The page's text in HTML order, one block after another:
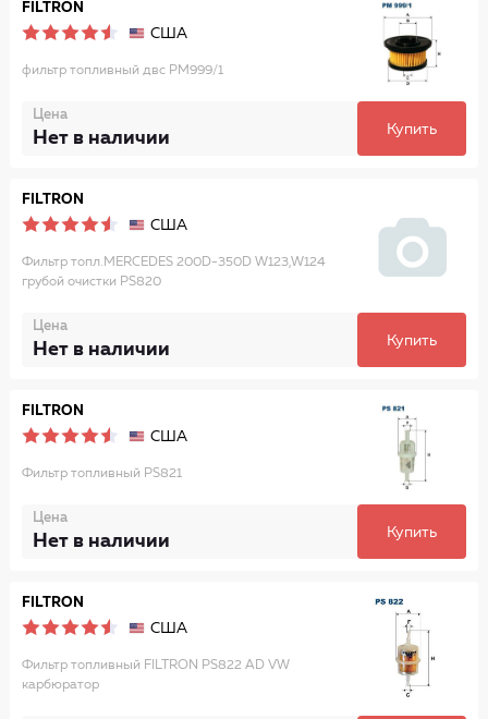
FILTRON
США
фильтр топливный двс PM999/1
Цена
Нет в наличии Купить
FILTRON
США
Фильтр топл.MERCEDES 200D-350D W123,W124
грубой очистки PS820
Цена
Нет в наличии Купить
FILTRON
США
Фильтр топливный PS821
Цена
Нет в наличии Купить
FILTRON
США
Фильтр топливный FILTRON PS822 AD VW
карбюратор